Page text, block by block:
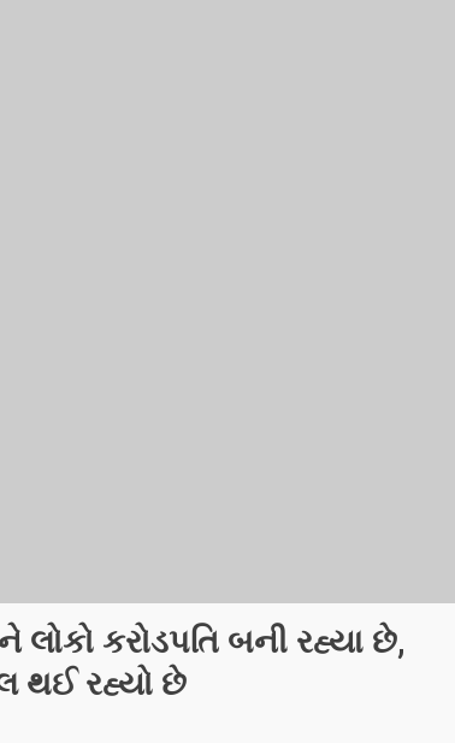
કરોડપતિ બની રહ્યા છે,
થઈ રહ્યો છે